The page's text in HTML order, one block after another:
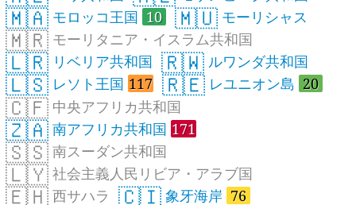
🇲🇦 モロッコ王国 10 🇲🇺 モーリシャス
🇲🇷 モーリタニア・イスラム共和国
🇱🇷 リベリア共和国 🇷🇼 ルワンダ共和国
🇱🇸 レソト王国 117 🇷🇪 レユニオン島 20
🇨🇫 中央アフリカ共和国
🇿🇦 南アフリカ共和国 171
🇸🇸 南スーダン共和国
🇱🇾 社会主義人民リビア・アラブ国
🇪🇭 西サハラ 🇨🇮 象牙海岸 76